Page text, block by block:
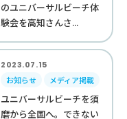
のユニバーサルビーチ体
験会を高知さんさ...
2023.07.15
お知らせ
メディア掲載
ユニバーサルビーチを須
磨から全国へ。できない